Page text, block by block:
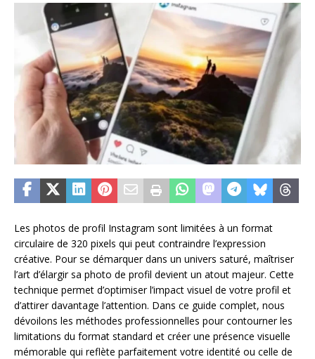
Les photos de profil Instagram sont limitées à un format
circulaire de 320 pixels qui peut contraindre l’expression
créative. Pour se démarquer dans un univers saturé, maîtriser
l’art d’élargir sa photo de profil devient un atout majeur. Cette
technique permet d’optimiser l’impact visuel de votre profil et
d’attirer davantage l’attention. Dans ce guide complet, nous
dévoilons les méthodes professionnelles pour contourner les
limitations du format standard et créer une présence visuelle
mémorable qui reflète parfaitement votre identité ou celle de